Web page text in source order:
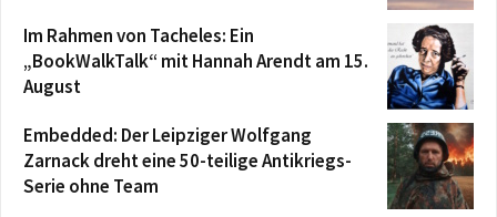
Im Rahmen von Tacheles: Ein
„BookWalkTalk“ mit Hannah Arendt am 15.
August
Embedded: Der Leipziger Wolfgang
Zarnack dreht eine 50-teilige Antikriegs-
Serie ohne Team